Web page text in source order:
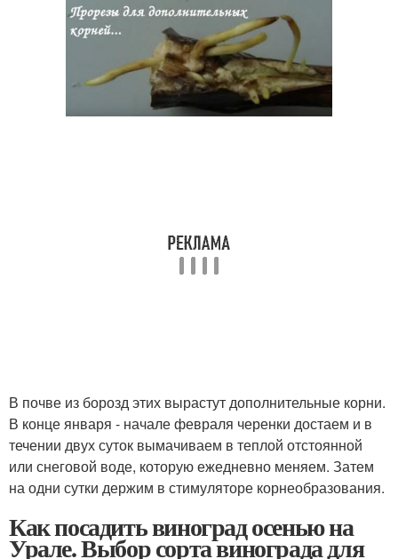
В почве из борозд этих вырастут дополнительные корни.
В конце января - начале февраля черенки достаем и в
течении двух суток вымачиваем в теплой отстоянной
или снеговой воде, которую ежедневно меняем. Затем
на одни сутки держим в стимуляторе корнеобразования.
Как посадить виноград осенью на
Урале. Выбор сорта винограда для